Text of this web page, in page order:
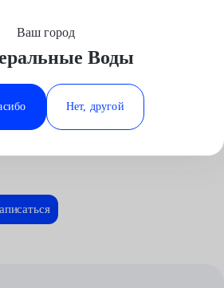
Минеральные Воды
Ростов-на-Дону
Ставрополь
Ваш город
Воды
Нет, другой
Автосервис
Двигатель
двигателя в
водах